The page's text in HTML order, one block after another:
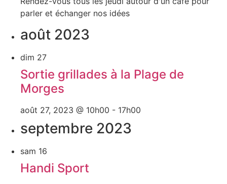
parler et échanger nos idées
août 2023
dim 27
Sortie grillades à la Plage de
Morges
août 27, 2023 @ 10h00 - 17h00
septembre 2023
sam 16
Handi Sport